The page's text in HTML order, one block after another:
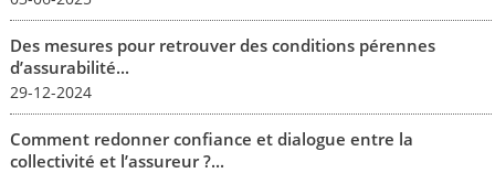
Des mesures pour retrouver des conditions pérennes
d’assurabilité...
29-12-2024
Comment redonner confiance et dialogue entre la
collectivité et l’assureur ?...